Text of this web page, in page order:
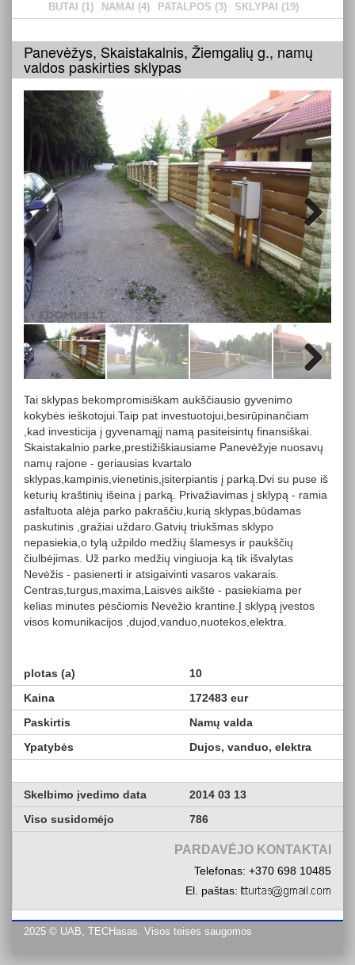
BUTAI (1) NAMAI (4) PATALPOS (3) SKLYPAI (19)
Panevėžys, Skaistakalnis, Žiemgalių g., namų
valdos paskirties sklypas
Next
Tai sklypas bekompromisiškam aukščiausio gyvenimo
kokybės ieškotojui.Taip pat investuotojui,besirūpinančiam
,kad investicija į gyvenamąjį namą pasiteisintų finansiškai.
Skaistakalnio parke,prestižiškiausiame Panevėžyje nuosavų
namų rajone - geriausias kvartalo
sklypas,kampinis,vienetinis,įsiterpiantis į parką.Dvi su puse iš
keturių kraštinių išeina į parką. Privažiavimas į sklypą - ramia
asfaltuota alėja parko pakraščiu,kurią sklypas,būdamas
paskutinis ,gražiai uždaro.Gatvių triukšmas sklypo
nepasiekia,o tylą užpildo medžių šlamesys ir paukščių
čiulbėjimas. Už parko medžių vingiuoja ką tik išvalytas
Nevėžis - pasienerti ir atsigaivinti vasaros vakarais.
Centras,turgus,maxima,Laisvės aikštė - pasiekiama per
kelias minutes pėsčiomis Nevėžio krantine.Į sklypą įvestos
visos komunikacijos ,dujod,vanduo,nuotekos,elektra.
plotas (a)
10
Kaina
172483 eur
Paskirtis
Namų valda
Ypatybės
Dujos, vanduo, elektra
Skelbimo įvedimo data
2014 03 13
Viso susidomėjo
786
PARDAVĖJO KONTAKTAI
Telefonas: +370 698 10485
El. paštas:
2025 © UAB, TECHasas. Visos teisės saugomos